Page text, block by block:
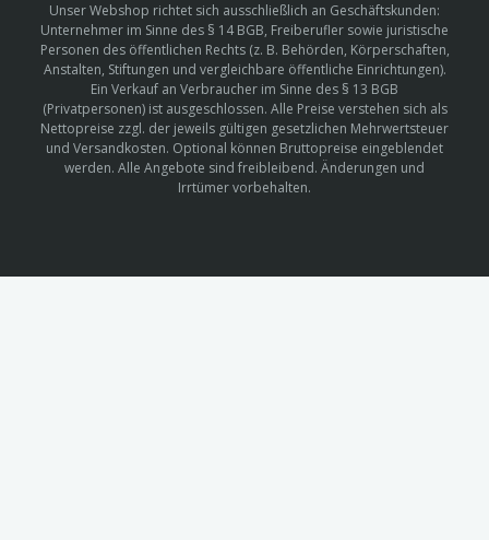
Unser Webshop richtet sich ausschließlich an Geschäftskunden:
Unternehmer im Sinne des § 14 BGB, Freiberufler sowie juristische
Personen des öffentlichen Rechts (z. B. Behörden, Körperschaften,
Anstalten, Stiftungen und vergleichbare öffentliche Einrichtungen).
Ein Verkauf an Verbraucher im Sinne des § 13 BGB
(Privatpersonen) ist ausgeschlossen. Alle Preise verstehen sich als
Nettopreise zzgl. der jeweils gültigen gesetzlichen Mehrwertsteuer
und Versandkosten. Optional können Bruttopreise eingeblendet
werden. Alle Angebote sind freibleibend. Änderungen und
Irrtümer vorbehalten.